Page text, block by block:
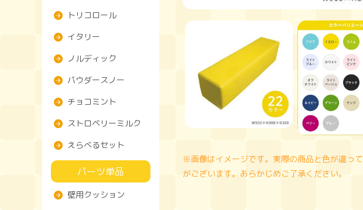
※画像はイメージです。実際の商品と色が違っ
がございます。あらかじめご了承ください。
トリコロール
イタリー
ノルディック
パウダースノー
チョコミント
ストロベリーミルク
えらべるセット
パーツ単品
壁用クッション